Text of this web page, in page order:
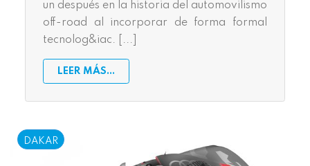
un después en la historia del automovilismo
off-road al incorporar de forma formal
tecnolog&iac. [...]
LEER MÁS...
DAKAR